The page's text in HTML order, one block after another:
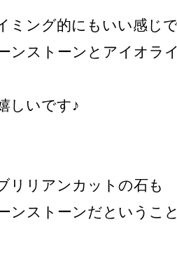
ミング的にもいい感じ
ンストーンとアイオラ
しいです♪
リリアンカットの石も
ンストーンだというこ